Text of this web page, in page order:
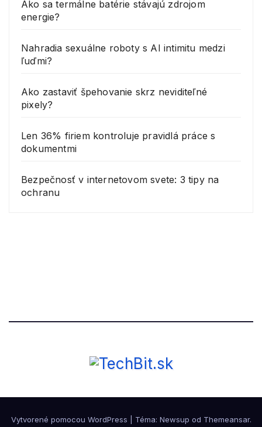
Ako sa termálne batérie stávajú zdrojom
energie?
Nahradia sexuálne roboty s AI intimitu medzi
ľuďmi?
Ako zastaviť špehovanie skrz neviditeľné
pixely?
Len 36% firiem kontroluje pravidlá práce s
dokumentmi
Bezpečnosť v internetovom svete: 3 tipy na
ochranu
Vytvorené pomocou WordPress Téma: Newsup od Themeansar.